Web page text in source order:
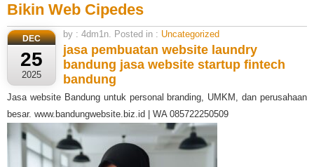
Bikin Web Cipedes
DEC
25
2025
by : 4dm1n. Posted in : Uncategorized
jasa pembuatan website laundry
bandung jasa website startup fintech
bandung
Jasa website Bandung untuk personal branding, UMKM, dan perusahaan
besar. www.bandungwebsite.biz.id | WA 085722250509